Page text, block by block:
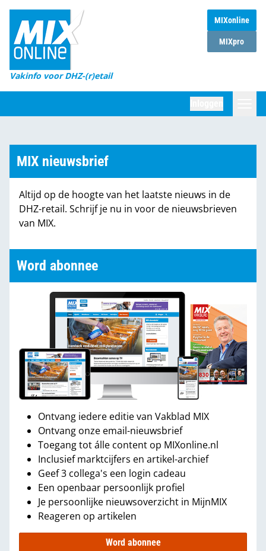
MIXonline
MIXpro
Vakinfo voor DHZ-(r)etail
Home
Magazines
DHZ Sessie
Marktcijfers
Partners
MIX nieuwsbrief
Altijd op de hoogte van het laatste nieuws in de
DHZ-retail. Schrijf je nu in voor de nieuwsbrieven
van MIX.
Word abonnee
Ontvang iedere editie van Vakblad MIX
Ontvang onze email-nieuwsbrief
Toegang tot álle content op MIXonline.nl
Inclusief marktcijfers en artikel-archief
Geef 3 collega's een login cadeau
Een openbaar persoonlijk profiel
Je persoonlijke nieuwsoverzicht in MijnMIX
Reageren op artikelen
Word abonnee